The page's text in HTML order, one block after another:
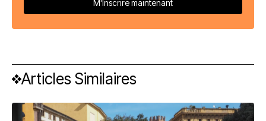
Articles Similaires